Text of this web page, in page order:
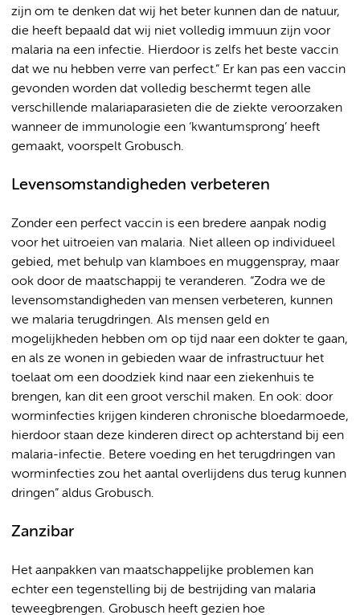
zijn om te denken dat wij het beter kunnen dan de natuur,
die heeft bepaald dat wij niet volledig immuun zijn voor
malaria na een infectie. Hierdoor is zelfs het beste vaccin
dat we nu hebben verre van perfect.” Er kan pas een vaccin
gevonden worden dat volledig beschermt tegen alle
verschillende malariaparasieten die de ziekte veroorzaken
wanneer de immunologie een ‘kwantumsprong’ heeft
gemaakt, voorspelt Grobusch.
Levensomstandigheden verbeteren
Zonder een perfect vaccin is een bredere aanpak nodig
voor het uitroeien van malaria. Niet alleen op individueel
gebied, met behulp van klamboes en muggenspray, maar
ook door de maatschappij te veranderen. “Zodra we de
levensomstandigheden van mensen verbeteren, kunnen
we malaria terugdringen. Als mensen geld en
mogelijkheden hebben om op tijd naar een dokter te gaan,
en als ze wonen in gebieden waar de infrastructuur het
toelaat om een doodziek kind naar een ziekenhuis te
brengen, kan dit een groot verschil maken. En ook: door
worminfecties krijgen kinderen chronische bloedarmoede,
hierdoor staan deze kinderen direct op achterstand bij een
malaria-infectie. Betere voeding en het terugdringen van
worminfecties zou het aantal overlijdens dus terug kunnen
dringen” aldus Grobusch.
Zanzibar
Het aanpakken van maatschappelijke problemen kan
echter een tegenstelling bij de bestrijding van malaria
teweegbrengen. Grobusch heeft gezien hoe